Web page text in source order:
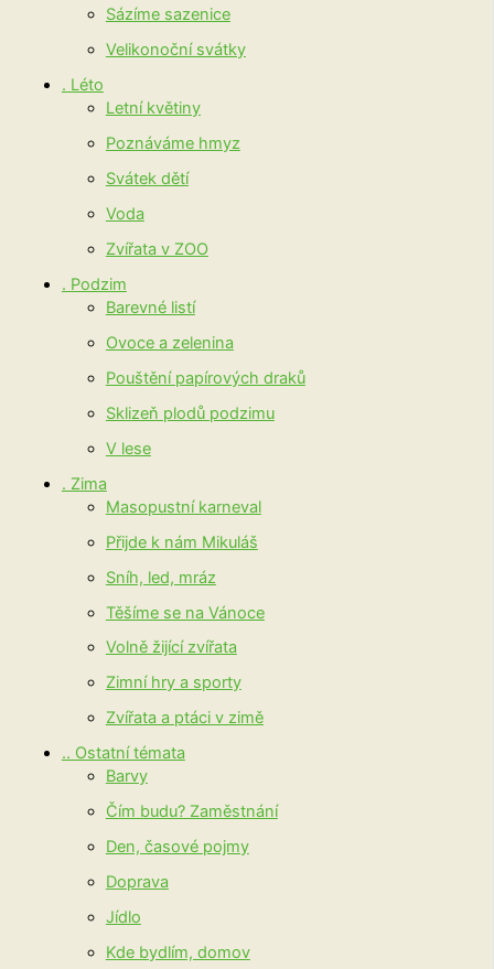
Sázíme sazenice
Velikonoční svátky
. Léto
Letní květiny
Poznáváme hmyz
Svátek dětí
Voda
Zvířata v ZOO
. Podzim
Barevné listí
Ovoce a zelenina
Pouštění papírových draků
Sklizeň plodů podzimu
V lese
. Zima
Masopustní karneval
Přijde k nám Mikuláš
Sníh, led, mráz
Těšíme se na Vánoce
Volně žijící zvířata
Zimní hry a sporty
Zvířata a ptáci v zimě
.. Ostatní témata
Barvy
Čím budu? Zaměstnání
Den, časové pojmy
Doprava
Jídlo
Kde bydlím, domov